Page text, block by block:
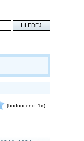
(hodnoceno: 1x)